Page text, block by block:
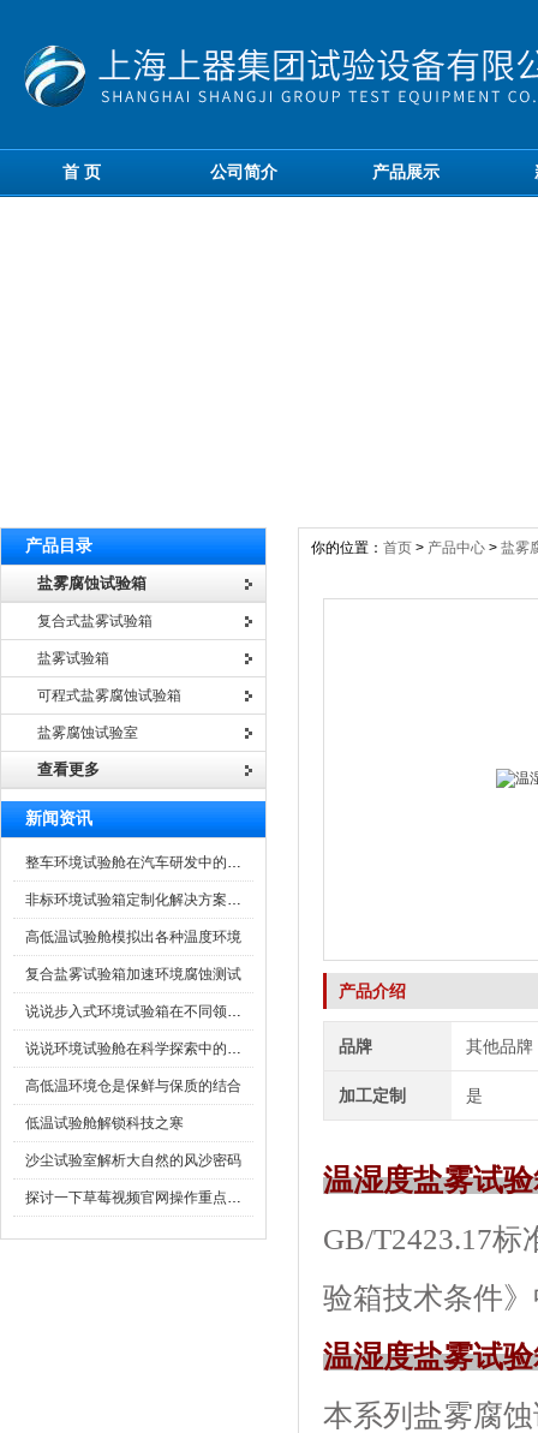
首 页 公司简介 产品展示
产品目录
盐雾腐蚀试验箱
复合式盐雾试验箱
盐雾试验箱
可程式盐雾腐蚀试验箱
盐雾腐蚀试验室
查看更多
新闻资讯
整车环境试验舱在汽车研发中的作用
非标环境试验箱定制化解决方案在可靠性测试中的重要性
高低温试验舱模拟出各种温度环境
复合盐雾试验箱加速环境腐蚀测试
说说步入式环境试验箱在不同领域的应用
说说环境试验舱在科学探索中的作用
高低温环境仓是保鲜与保质的结合
低温试验舱解锁科技之寒
沙尘试验室解析大自然的风沙密码
探讨一下草莓视频官网操作重点是什么
你的位置： 首页 > 产品中心 > 盐雾
产品介绍
品牌 其他品牌
加工定制 是
温湿度盐雾试
GB/T2423.17标
验箱技术条件》
温湿度盐雾试
本系列盐雾腐蚀试